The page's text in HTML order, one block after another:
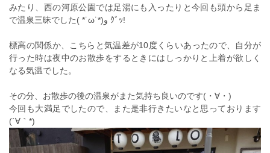
みたり、西の河原公園では足湯にも入ったりと今回も頭から足ま
で温泉三昧でした( *˙ω˙*)و ｸﾞｯ!
標高の関係か、こちらと気温差が10度くらいあったので、自分が
行った時は夜中のお散歩をするときにはしっかりと上着が欲しく
なる気温でした。
その分、お散歩の後の温泉がまた気持ち良いのです(・∀・)
今回も大満足でしたので、また是非行きたいなと思っております
(´∀｀*)